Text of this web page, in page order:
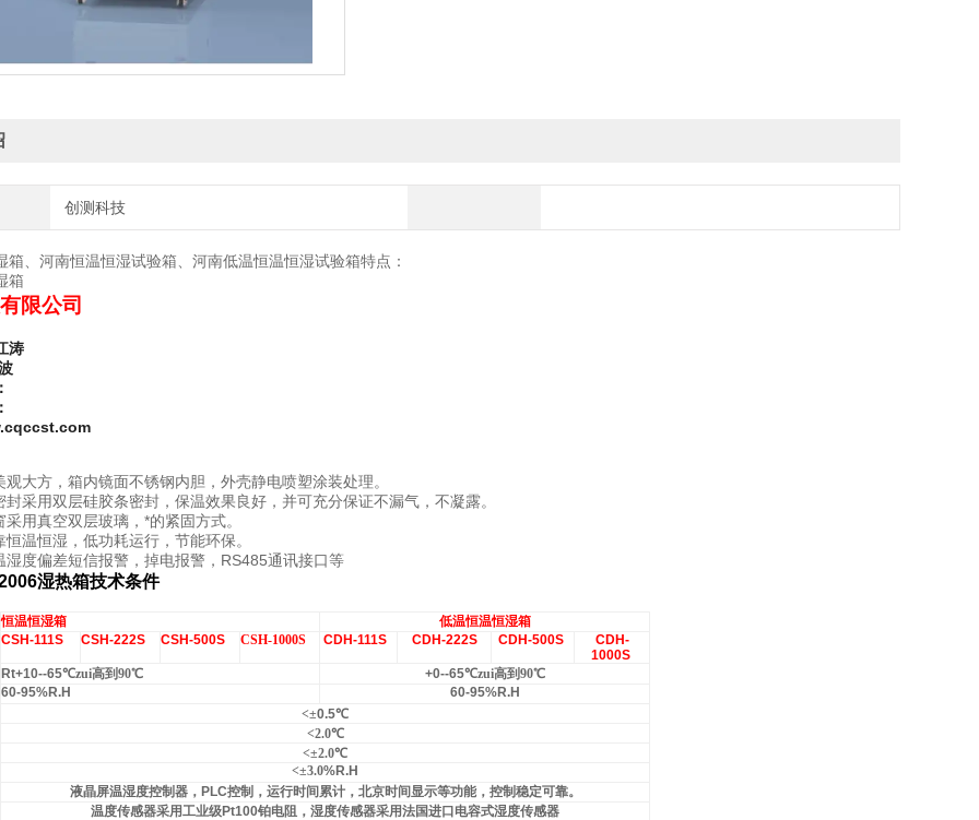
创测科技
箱、河南恒温恒湿试验箱、河南低温恒温恒湿试验箱特点：
箱
限公司
涛
观大方，箱内镜面不锈钢内胆，外壳静电喷塑涂装处理。
封采用双层硅胶条密封，保温效果良好，并可充分保证不漏气，不凝露。
用真空双层玻璃，*的紧固方式。
温恒湿，低功耗运行，节能环保。
湿度偏差短信报警，掉电报警，RS485通讯接口等
湿热箱技术条件
恒温恒湿箱
低温恒温恒湿箱
CSH-111S
CSH-222S CSH-500S CSH-1000S CDH-111S CDH-222S CDH-500S
CDH-
1000S
Rt+10--65℃zui高到90℃ +0--65℃zui高到90℃
60-95%R.H
60-95%R.H
<±0.5℃
<2.0℃
<±2.0℃
<±3.0%R.H
液晶屏温湿度控制器， PLC控制，运行时间累计，北京时间显示等功能，控制稳定可靠。
温度传感器采用工业级Pt100铂电阻，湿度传感器采用法国进口电容式湿度传感器